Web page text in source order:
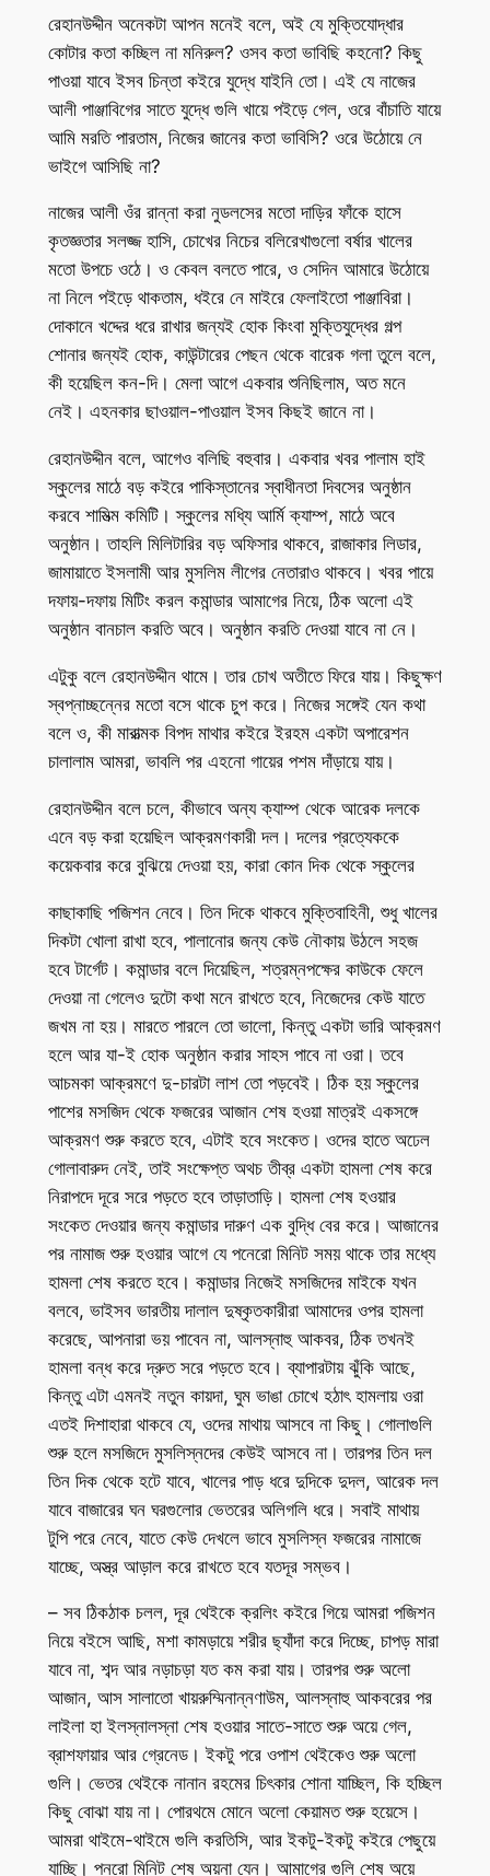
রেহানউদ্দীন অনেকটা আপন মনেই বলে, অই যে মুক্তিযোদ্ধার
কোটার কতা কচ্ছিল না মনিরুল? ওসব কতা ভাবিছি কহনো? কিছু
পাওয়া যাবে ইসব চিন্তা কইরে যুদ্ধে যাইনি তো। এই যে নাজের
আলী পাঞ্জাবিগের সাতে যুদ্ধে গুলি খায়ে পইড়ে গেল, ওরে বাঁচাতি যায়ে
আমি মরতি পারতাম, নিজের জানের কতা ভাবিসি? ওরে উঠোয়ে নে
ভাইগে আসিছি না?
নাজের আলী ওঁর রান্না করা নুডলসের মতো দাড়ির ফাঁকে হাসে
কৃতজ্ঞতার সলজ্জ হাসি, চোখের নিচের বলিরেখাগুলো বর্ষার খালের
মতো উপচে ওঠে। ও কেবল বলতে পারে, ও সেদিন আমারে উঠোয়ে
না নিলে পইড়ে থাকতাম, ধইরে নে মাইরে ফেলাইতো পাঞ্জাবিরা।
দোকানে খদ্দের ধরে রাখার জন্যই হোক কিংবা মুক্তিযুদ্ধের গল্প
শোনার জন্যই হোক, কাউন্টারের পেছন থেকে বারেক গলা তুলে বলে,
কী হয়েছিল কন-দি। মেলা আগে একবার শুনিছিলাম, অত মনে
নেই। এহনকার ছাওয়াল-পাওয়াল ইসব কিছই জানে না।
রেহানউদ্দীন বলে, আগেও বলিছি বহুবার। একবার খবর পালাম হাই
স্কুলের মাঠে বড় কইরে পাকিস্তানের স্বাধীনতা দিবসের অনুষ্ঠান
করবে শামিত্ম কমিটি। স্কুলের মধ্যি আর্মি ক্যাম্প, মাঠে অবে
অনুষ্ঠান। তাহলি মিলিটারির বড় অফিসার থাকবে, রাজাকার লিডার,
জামায়াতে ইসলামী আর মুসলিম লীগের নেতারাও থাকবে। খবর পায়ে
দফায়-দফায় মিটিং করল কমান্ডার আমাগের নিয়ে, ঠিক অলো এই
অনুষ্ঠান বানচাল করতি অবে। অনুষ্ঠান করতি দেওয়া যাবে না নে।
এটুকু বলে রেহানউদ্দীন থামে। তার চোখ অতীতে ফিরে যায়। কিছুক্ষণ
স্বপ্নাচ্ছন্নের মতো বসে থাকে চুপ করে। নিজের সঙ্গেই যেন কথা
বলে ও, কী মারাত্মক বিপদ মাথার কইরে ইরহম একটা অপারেশন
চালালাম আমরা, ভাবলি পর এহনো গায়ের পশম দাঁড়ায়ে যায়।
রেহানউদ্দীন বলে চলে, কীভাবে অন্য ক্যাম্প থেকে আরেক দলকে
এনে বড় করা হয়েছিল আক্রমণকারী দল। দলের প্রত্যেককে
কয়েকবার করে বুঝিয়ে দেওয়া হয়, কারা কোন দিক থেকে স্কুলের
কাছাকাছি পজিশন নেবে। তিন দিকে থাকবে মুক্তিবাহিনী, শুধু খালের
দিকটা খোলা রাখা হবে, পালানোর জন্য কেউ নৌকায় উঠলে সহজ
হবে টার্গেট। কমান্ডার বলে দিয়েছিল, শত্রম্নপক্ষের কাউকে ফেলে
দেওয়া না গেলেও দুটো কথা মনে রাখতে হবে, নিজেদের কেউ যাতে
জখম না হয়। মারতে পারলে তো ভালো, কিন্তু একটা ভারি আক্রমণ
হলে আর যা-ই হোক অনুষ্ঠান করার সাহস পাবে না ওরা। তবে
আচমকা আক্রমণে দু-চারটা লাশ তো পড়বেই। ঠিক হয় স্কুলের
পাশের মসজিদ থেকে ফজরের আজান শেষ হওয়া মাত্রই একসঙ্গে
আক্রমণ শুরু করতে হবে, এটাই হবে সংকেত। ওদের হাতে অঢেল
গোলাবারুদ নেই, তাই সংক্ষেপ্ত অথচ তীব্র একটা হামলা শেষ করে
নিরাপদে দূরে সরে পড়তে হবে তাড়াতাড়ি। হামলা শেষ হওয়ার
সংকেত দেওয়ার জন্য কমান্ডার দারুণ এক বুদ্ধি বের করে। আজানের
পর নামাজ শুরু হওয়ার আগে যে পনেরো মিনিট সময় থাকে তার মধ্যে
হামলা শেষ করতে হবে। কমান্ডার নিজেই মসজিদের মাইকে যখন
বলবে, ভাইসব ভারতীয় দালাল দুষ্কৃতকারীরা আমাদের ওপর হামলা
করেছে, আপনারা ভয় পাবেন না, আলস্নাহু আকবর, ঠিক তখনই
হামলা বন্ধ করে দ্রুত সরে পড়তে হবে। ব্যাপারটায় ঝুঁকি আছে,
কিন্তু এটা এমনই নতুন কায়দা, ঘুম ভাঙা চোখে হঠাৎ হামলায় ওরা
এতই দিশাহারা থাকবে যে, ওদের মাথায় আসবে না কিছু। গোলাগুলি
শুরু হলে মসজিদে মুসলিস্নদের কেউই আসবে না। তারপর তিন দল
তিন দিক থেকে হটে যাবে, খালের পাড় ধরে দুদিকে দুদল, আরেক দল
যাবে বাজারের ঘন ঘরগুলোর ভেতরের অলিগলি ধরে। সবাই মাথায়
টুপি পরে নেবে, যাতে কেউ দেখলে ভাবে মুসলিস্ন ফজরের নামাজে
যাচ্ছে, অস্ত্র আড়াল করে রাখতে হবে যতদূর সম্ভব।
– সব ঠিকঠাক চলল, দূর থেইকে ক্রলিং কইরে গিয়ে আমরা পজিশন
নিয়ে বইসে আছি, মশা কামড়ায়ে শরীর ছ্যাঁদা করে দিচ্ছে, চাপড় মারা
যাবে না, শব্দ আর নড়াচড়া যত কম করা যায়। তারপর শুরু অলো
আজান, আস সালাতো খায়রুম্মিনান্নণাউম, আলস্নাহু আকবরের পর
লাইলা হা ইলস্নালস্না শেষ হওয়ার সাতে-সাতে শুরু অয়ে গেল,
ব্রাশফায়ার আর গ্রেনেড। ইকটু পরে ওপাশ থেইকেও শুরু অলো
গুলি। ভেতর থেইকে নানান রহমের চিৎকার শোনা যাচ্ছিল, কি হচ্ছিল
কিছু বোঝা যায় না। পোরথমে মোনে অলো কেয়ামত শুরু হয়েসে।
আমরা থাইমে-থাইমে গুলি করতিসি, আর ইকটু-ইকটু কইরে পেছুয়ে
যাচ্ছি। পনরো মিনিট শেষ অয়না যেন। আমাগের গুলি শেষ অয়ে